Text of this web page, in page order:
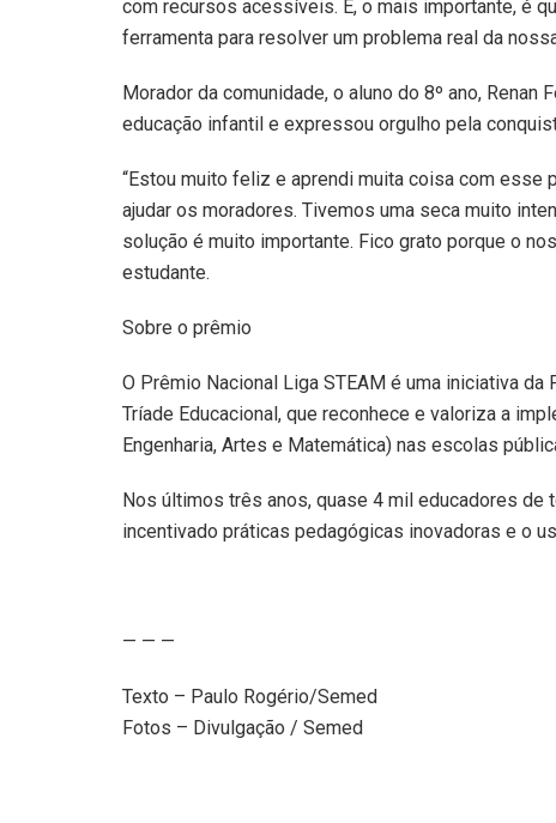
com recursos acessíveis. E, o mais importante, é
ferramenta para resolver um problema real da
Morador da comunidade, o aluno do 8º ano,
educação infantil e expressou orgulho pela
“Estou muito feliz e aprendi muita coisa com esse
ajudar os moradores. Tivemos uma seca muito
solução é muito importante. Fico grato porque o
estudante.
Sobre o prêmio
O Prêmio Nacional Liga STEAM é uma iniciativa
Tríade Educacional, que reconhece e valoriza a
Engenharia, Artes e Matemática) nas escolas
Nos últimos três anos, quase 4 mil educadores de
incentivado práticas pedagógicas inovadoras e o
— — —
Texto – Paulo Rogério/Semed
Fotos – Divulgação / Semed